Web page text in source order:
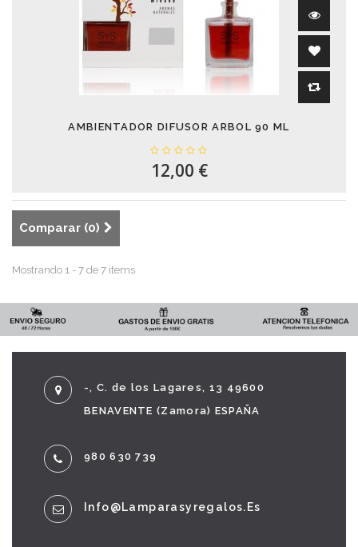
AMBIENTADOR DIFUSOR ARBOL 90 ML
12,00 €
Comparar (0)
Mostrando 1 - 7 de 7 items
-, C. de los Lagares, 13 49600
BENAVENTE (Zamora) ESPAÑA
980 630 739
Info@lamparasyregalos.es